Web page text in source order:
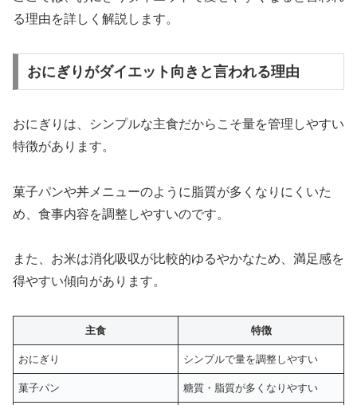
る理由を詳しく解説します。
おにぎりがダイエット向きと言われる理由
おにぎりは、シンプルな主食だからこそ量を管理しやすい
特徴があります。
菓子パンや丼メニューのように脂質が多くなりにくいた
め、食事内容を調整しやすいのです。
また、お米は消化吸収が比較的ゆるやかなため、満足感を
得やすい傾向があります。
主食 特徴
おにぎり シンプルで量を調整しやすい
菓子パン 糖質・脂質が多くなりやすい